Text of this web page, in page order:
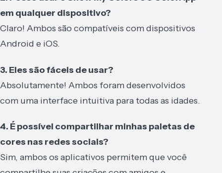
em qualquer dispositivo?
Claro! Ambos são compatíveis com dispositivos
Android e iOS.
3. Eles são fáceis de usar?
Absolutamente! Ambos foram desenvolvidos
com uma interface intuitiva para todas as idades.
4. É possível compartilhar minhas paletas de
cores nas redes sociais?
Sim, ambos os aplicativos permitem que você